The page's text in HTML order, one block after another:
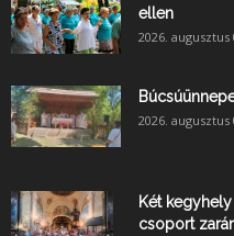
ellen
2026. augusztus
2026. augusztus
Két
csoport